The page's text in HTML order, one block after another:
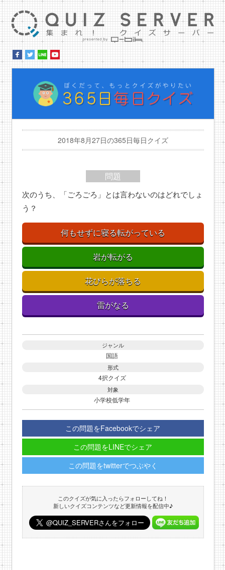
2018年8月27日の365日毎日クイズ
問題
次のうち、「ごろごろ」とは言わないのはどれでしょ
う？
何もせずに寝る転がっている
岩が転がる
花びらが落ちる
雷がなる
ジャンル
国語
形式
4択クイズ
対象
小学校低学年
この問題をFacebookでシェア
この問題をLINEでシェア
この問題をtwitterでつぶやく
このクイズが気に入ったらフォローしてね！
新しいクイズコンテンツなど更新情報を配信中♪